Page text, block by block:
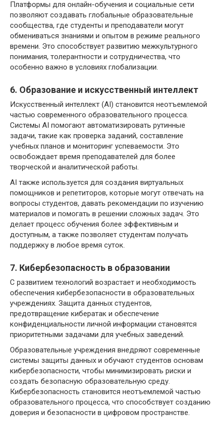
Платформы для онлайн-обучения и социальные сети
позволяют создавать глобальные образовательные
сообщества, где студенты и преподаватели могут
обмениваться знаниями и опытом в режиме реального
времени. Это способствует развитию межкультурного
понимания, толерантности и сотрудничества, что
особенно важно в условиях глобализации.
6. Образование и искусственный интеллект
Искусственный интеллект (AI) становится неотъемлемой
частью современного образовательного процесса.
Системы AI помогают автоматизировать рутинные
задачи, такие как проверка заданий, составление
учебных планов и мониторинг успеваемости. Это
освобождает время преподавателей для более
творческой и аналитической работы.
AI также используется для создания виртуальных
помощников и репетиторов, которые могут отвечать на
вопросы студентов, давать рекомендации по изучению
материалов и помогать в решении сложных задач. Это
делает процесс обучения более эффективным и
доступным, а также позволяет студентам получать
поддержку в любое время суток.
7. Кибербезопасность в образовании
С развитием технологий возрастает и необходимость
обеспечения кибербезопасности в образовательных
учреждениях. Защита данных студентов,
предотвращение кибератак и обеспечение
конфиденциальности личной информации становятся
приоритетными задачами для учебных заведений.
Образовательные учреждения внедряют современные
системы защиты данных и обучают студентов основам
кибербезопасности, чтобы минимизировать риски и
создать безопасную образовательную среду.
Кибербезопасность становится неотъемлемой частью
образовательного процесса, что способствует созданию
доверия и безопасности в цифровом пространстве.